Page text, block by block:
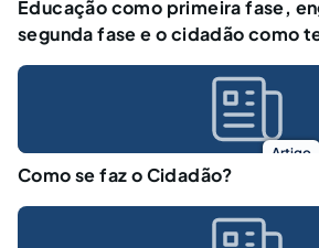
Educação como primeira fase,
segunda fase e o cidadão como
Artigo
Como se faz o Cidadão?